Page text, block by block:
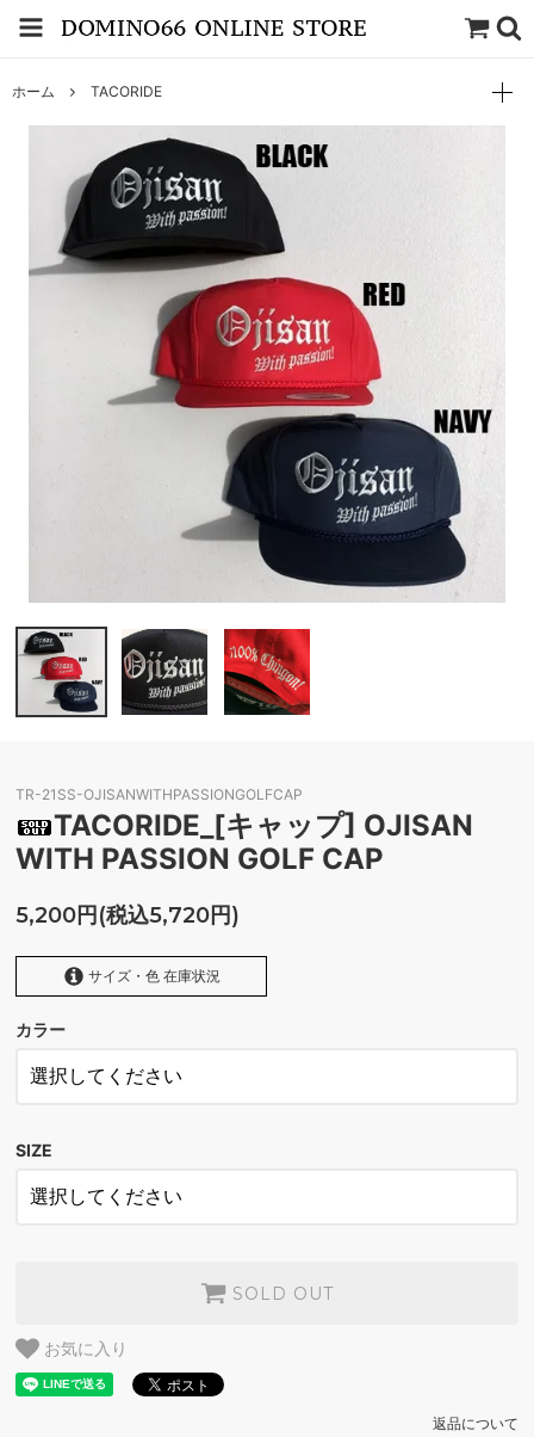
ホーム TACORIDE
TR-21SS-OJISANWITHPASSIONGOLFCAP
TACORIDE_[キャップ] OJISAN
WITH PASSION GOLF CAP
5,200円(税込5,720円)
サイズ・色 在庫状況
カラー
SIZE
SOLD OUT
お気に入り
返品について